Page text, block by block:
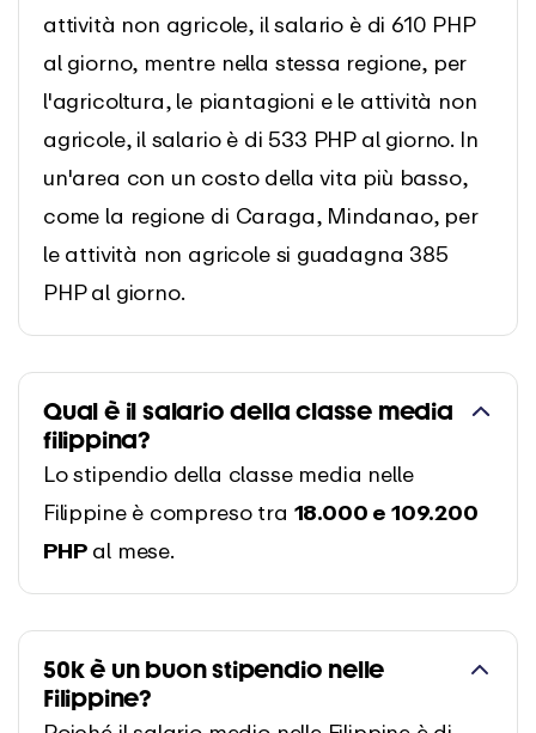
attività non agricole, il salario è di 610 PHP
al giorno, mentre nella stessa regione, per
l'agricoltura, le piantagioni e le attività non
agricole, il salario è di 533 PHP al giorno. In
un'area con un costo della vita più basso,
come la regione di Caraga, Mindanao, per
le attività non agricole si guadagna 385
PHP al giorno.
Qual è il salario della classe media
filippina?
Lo stipendio della classe media nelle
Filippine è compreso tra 18.000 e 109.200
PHPal mese.
50k è un buon stipendio nelle
Filippine?